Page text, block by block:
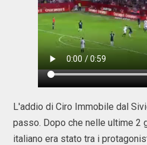
L'addio di Ciro Immobile dal
passo. Dopo che nelle ultime 2
italiano era stato tra i